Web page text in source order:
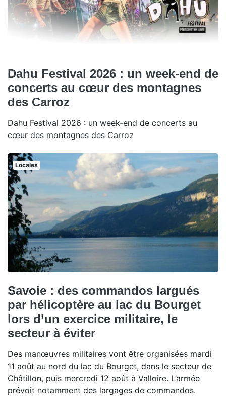
Dahu Festival 2026 : un week-end de
concerts au cœur des montagnes
des Carroz
Dahu Festival 2026 : un week-end de concerts au
cœur des montagnes des Carroz
Locales
Savoie : des commandos largués
par hélicoptère au lac du Bourget
lors d’un exercice militaire, le
secteur à éviter
Des manœuvres militaires vont être organisées mardi
11 août au nord du lac du Bourget, dans le secteur de
Châtillon, puis mercredi 12 août à Valloire. L’armée
prévoit notamment des largages de commandos.